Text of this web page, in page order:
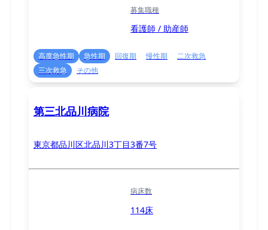
募集職種
看護師 / 助産師
高度急性期 急性期 回復期 慢性期
二次救急
三次救急
その他
第三北品川病院
東京都品川区北品川3丁目3番7号
病床数
114床